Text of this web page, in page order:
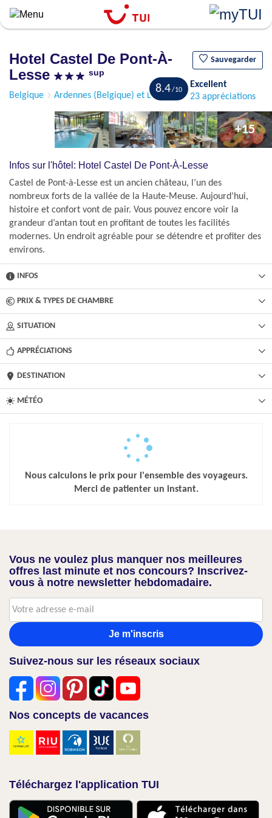
Aller
principal
Hotel Castel De Pont-À-
Lesse
sup
Sauvegarder
Belgique Ardennes (Belgique) et Le Hainaut Pont-à-Lesse
8.4
Excellent
23 appréciations
+15
Infos sur l'hôtel: Hotel Castel De Pont-À-Lesse
Castel de Pont-à-Lesse est un ancien château, l’un des
nombreux forts de la vallée de la Haute-Meuse. Aujourd’hui,
histoire et confort vont de pair. Vous pouvez encore voir la
grandeur d’antan tout en profitant de toutes les facilités
modernes. Un endroit agréable pour se détendre et profiter des
environs.
INFOS
PRIX & TYPES DE CHAMBRE
SITUATION
APPRÉCIATIONS
DESTINATION
MÉTÉO
Nous calculons le prix pour l'ensemble des voyageurs.
Merci de patienter un instant.
Vous ne voulez plus manquer nos meilleures
offres last minute et nos concours? Inscrivez-
vous à notre newsletter hebdomadaire.
Je m'inscris
Suivez-nous sur les réseaux sociaux
Nos concepts de vacances
Téléchargez l'application TUI